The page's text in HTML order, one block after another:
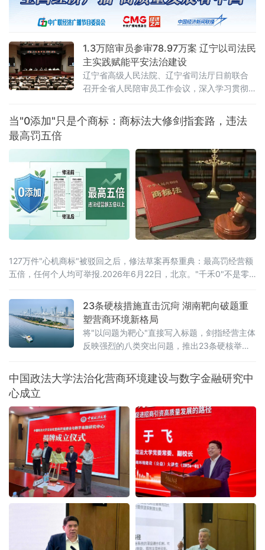
1.3万陪审员参审78.97万案 辽宁以司法民
主实践赋能平安法治建设
辽宁省高级人民法院、辽宁省司法厅日前联合
召开全省人民陪审员工作会议，深入学习贯彻
要求，系统梳理人民陪审员制度落地实施以来
的实践成效，研判当前工作推进中的重点问
作的高质量发展，为更高水平平安辽宁、法治
辽宁建设注入坚实的司法民主动能。会议第一
时间传达了辽宁省委常委、政法委书记郑艺对
全省人
当"0添加"只是个商标：商标法大修剑指套路，违法
最高罚五倍
127万件"心机商标"被驳回之后，修法草案再祭重典：最高罚经营额
五倍，任何个人均可举报.2026年6月22日，北京。"千禾0"不是零
些让消费者频频踩坑的文字不过是一个注册商标，而非产品承诺
时，法律终于要动手了。6月22日，全国人大常委会法工委披露，商
标法修订草案二次审议稿将提请6月23日开幕的十四
23条硬核措施直击沉疴 湖南靶向破题重
塑营商环境新格局
将"以问题为靶心"直接写入标题，剑指经营主体
反映强烈的八类突出问题，推出23条硬核举
向全省营商环境的堵点痛点发起集中攻坚。精
准聚焦：八大领域，靶向施策与以往温和表述
中国政法大学法治化营商环境建设与数字金融研究中
心成立